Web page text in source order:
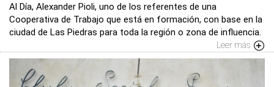
Al Día, Alexander Pioli, uno de los referentes de una
Cooperativa de Trabajo que está en formación, con base en la
ciudad de Las Piedras para toda la región o zona de influencia.
Leer más